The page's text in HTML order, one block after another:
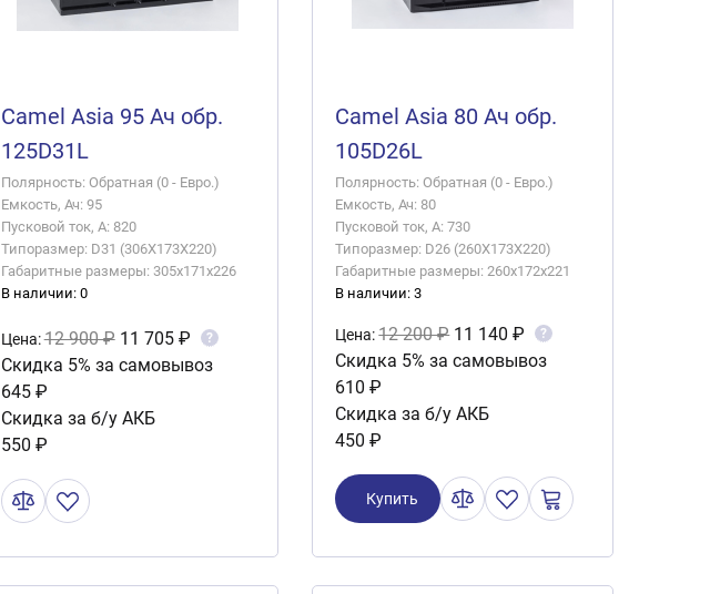
Camel Asia 95 Ач обр.
125D31L
Полярность: Обратная (0 - Евро.)
Емкость, Ач: 95
Пусковой ток, А: 820
Типоразмер: D31 (306X173X220)
Габаритные размеры: 305x171x226
В наличии: 0
Цена:12 900 ₽ 11 705 ₽ ?
Скидка 5% за самовывоз
645 ₽
Скидка за б/у АКБ
550 ₽
Camel Asia 80 Ач обр.
105D26L
Полярность: Обратная (0 - Евро.)
Емкость, Ач: 80
Пусковой ток, А: 730
Типоразмер: D26 (260X173X220)
Габаритные размеры: 260x172x221
В наличии: 3
Цена:12 200 ₽ 11 140 ₽ ?
Скидка 5% за самовывоз
610 ₽
Скидка за б/у АКБ
450 ₽
Купить